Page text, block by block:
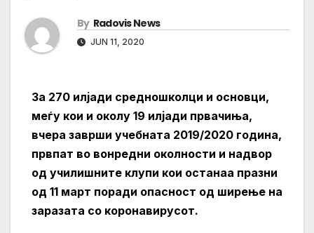
By Radovis News
JUN 11, 2020
За 270 илјади средношколци и основци,
меѓу кои и околу 19 илјади првачиња,
вчера заврши учебната 2019/2020 година,
првпат во вонредни околности и надвор
од училишните клупи кои останаа празни
од 11 март поради опасност од ширење на
заразата со коронавирусот.